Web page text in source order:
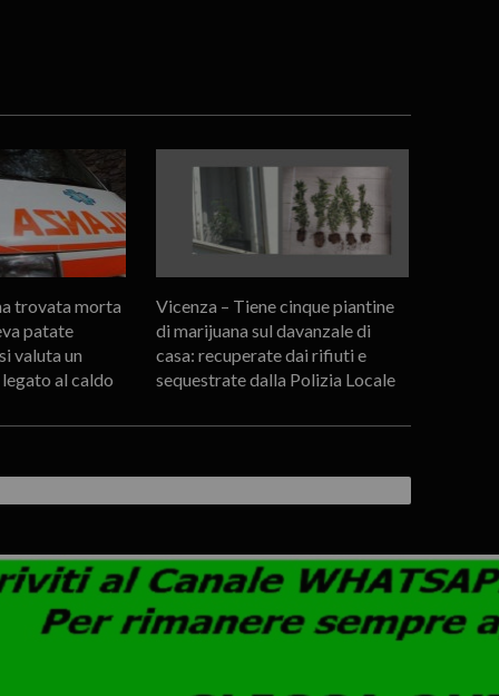
trovata morta
patate
valuta un
al caldo
Vicenza – Tiene cinque piantine
di marijuana sul davanzale di
casa: recuperate dai rifiuti e
sequestrate dalla Polizia Locale